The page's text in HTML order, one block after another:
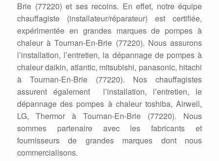
Brie (77220) et ses recoins. En effet, notre équipe
chauffagiste (installateur/réparateur) est certifiée,
expérimentée en grandes marques de pompes à
chaleur à Tournan-En-Brie (77220). Nous assurons
l’installation, l’entretien, la dépannage de pompes à
chaleur daikin, atlantic, mitsubishi, panasonic, hitachi
à Tournan-En-Brie (77220). Nos chauffagistes
assurent également l’installation, l’entretien, le
dépannage des pompes à chaleur toshiba, Airwell,
LG, Thermor à Tournan-En-Brie (77220). Nous
sommes partenaire avec les fabricants et
fournisseurs de grandes marques dont nous
commercialisons.